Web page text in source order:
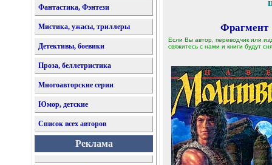
Фантастика, Фэнтези
Мистика, ужасы, триллеры
Детективы, боевики
Проза, беллетристика
Многоавторские серии
Юмор, детские
Список всех авторов
Реклама
Фрагмент
Если Вы автор, переводчик или
свяжитесь с нами и книги будут